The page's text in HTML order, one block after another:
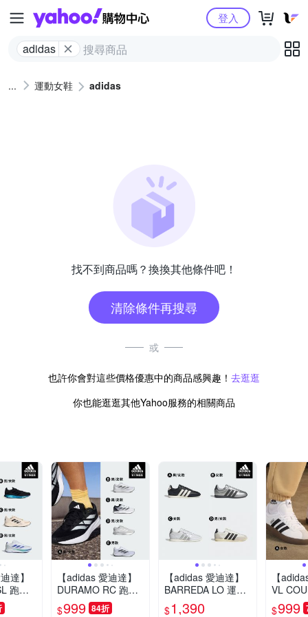
Yahoo購物中心
adidas
登入
運動女鞋 adidas
找不到商品嗎？換換其他條件吧！
清除條件再搜尋
或
也許你會對這些價格優惠中的商品感興趣！ 去逛逛
你也能逛逛其他Yahoo服務的相關商品
達】
跑鞋
男鞋/
【adidas 愛迪達】
DURAMO RC 跑鞋
慢跑鞋 運動鞋 男鞋/
$999 84折
【adidas 愛迪達】
BARREDA LO 運動
休閒鞋 薄底鞋 女鞋
$1,390
【
VL
動休閒
$999